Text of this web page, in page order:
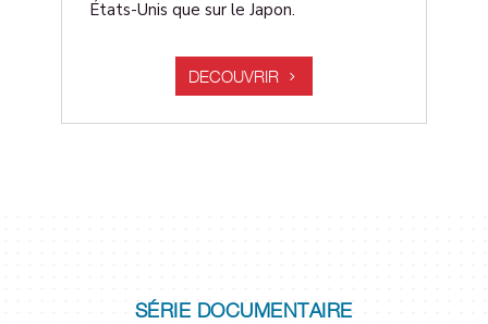
États-Unis que sur le Japon.
DECOUVRIR
SÉRIE DOCUMENTAIRE